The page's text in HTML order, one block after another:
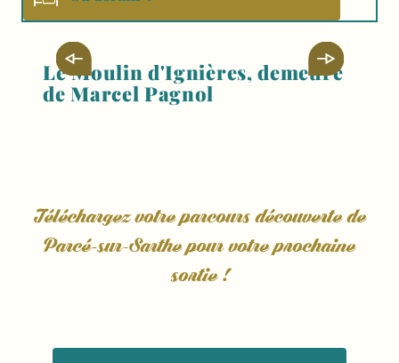
Où manger ?
Le Moulin d'Ignières, demeure
de Marcel Pagnol
Téléchargez votre parcours découverte de
Parcé-sur-Sarthe pour votre prochaine
sortie !